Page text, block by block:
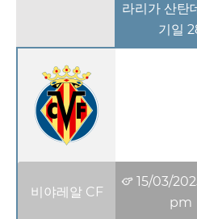
라리가 산탄
기일
비야레알 CF
15/03/
pm